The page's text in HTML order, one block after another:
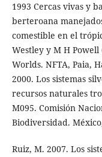
1993 Cercas vivas y
berteroana
comestible en el
Westley y M H
Worlds. NFTA, Paia,
2000. Los sistemas
recursos naturales
M095. Comisión
Biodiversidad.
Ruiz, M. 2007. Los